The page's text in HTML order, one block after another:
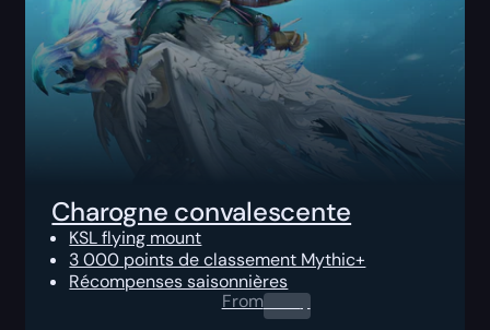
Charogne convalescente
KSL flying mount
3 000 points de classement Mythic+
Récompenses saisonnières
From0.00$